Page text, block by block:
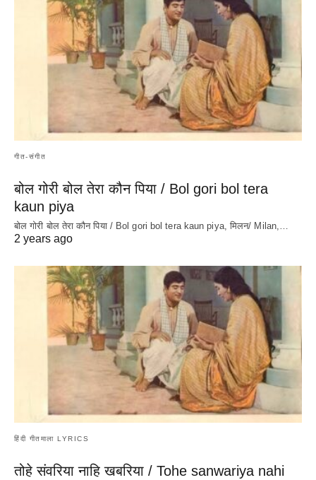
गीत-संगीत
बोल गोरी बोल तेरा कौन पिया / Bol gori bol tera
kaun piya
बोल गोरी बोल तेरा कौन पिया / Bol gori bol tera kaun piya, मिलन/ Milan,…
2 years ago
हिंदी गीतमाला LYRICS
तोहे संवरिया नाहि खबरिया / Tohe sanwariya nahi